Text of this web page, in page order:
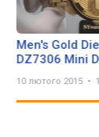
Men's Gold
DZ7306 Mini
10 лютого 2015